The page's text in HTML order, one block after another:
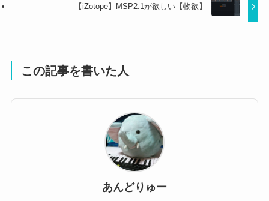
【iZotope】MSP2.1が欲しい【物欲】
この記事を書いた人
あんどりゅー